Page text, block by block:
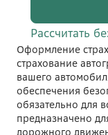
Оформление
страхование
вашего
обеспечения
обязательно для
предназначено
дорожного